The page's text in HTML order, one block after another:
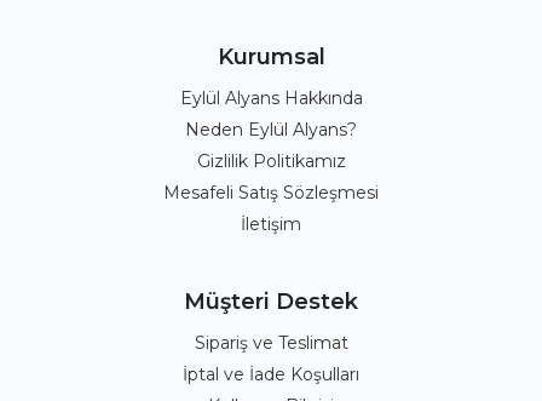
Kurumsal
Eylül Alyans Hakkında
Neden Eylül Alyans?
Gizlilik Politikamız
Mesafeli Satış Sözleşmesi
İletişim
Müşteri Destek
Sipariş ve Teslimat
İptal ve İade Koşulları